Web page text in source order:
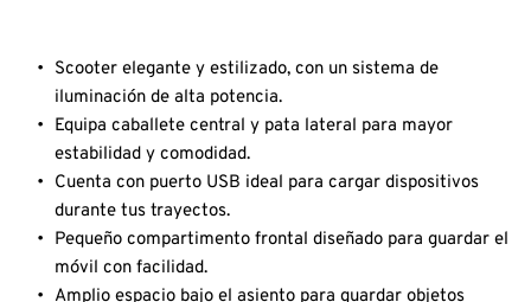
Scooter elegante y estilizado, con un sistema de
iluminación de alta potencia.
Equipa caballete central y pata lateral para mayor
estabilidad y comodidad.
Cuenta con puerto USB ideal para cargar dispositivos
durante tus trayectos.
Pequeño compartimento frontal diseñado para guardar el
móvil con facilidad.
Amplio espacio bajo el asiento para guardar objetos